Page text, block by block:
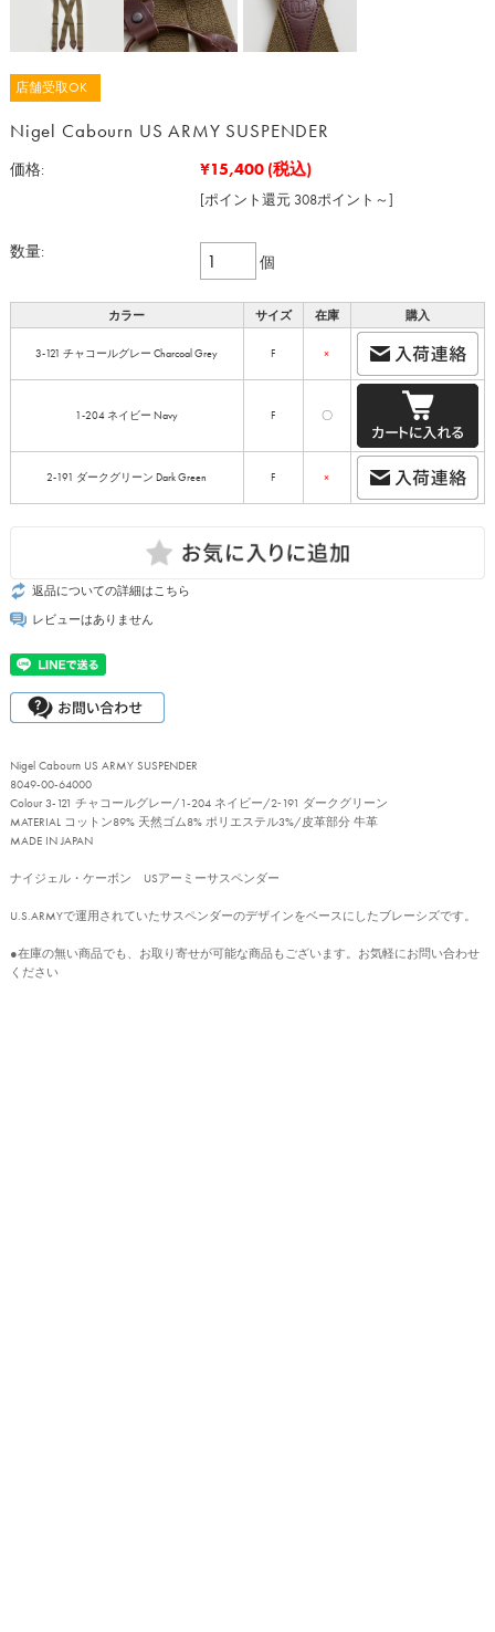
店舗受取OK
Nigel Cabourn US ARMY SUSPENDER
価格: ¥15,400 (税込)
[ポイント還元 308ポイント～]
数量:
個
カラー サイズ 在庫 購入
3-121 チャコールグレー Charcoal Grey F ×
1-204 ネイビー Navy F 〇
2-191 ダークグリーン Dark Green F ×
返品についての詳細はこちら
レビューはありません
Nigel Cabourn US ARMY SUSPENDER
8049-00-64000
Colour 3-121 チャコールグレー/1-204 ネイビー/2‐191 ダークグリーン
MATERIAL コットン89% 天然ゴム8% ポリエステル3%/皮革部分 牛革
MADE IN JAPAN
ナイジェル・ケーボン USアーミーサスペンダー
U.S.ARMYで運用されていたサスペンダーのデザインをベースにしたブレーシズです。
●在庫の無い商品でも、お取り寄せが可能な商品もございます。お気軽にお問い合わせ
ください